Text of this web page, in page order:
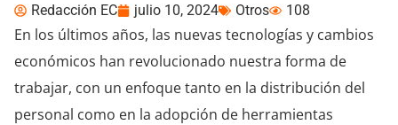
Redacción EC julio 10, 2024 Otros 108
En los últimos años, las nuevas tecnologías y cambios
económicos han revolucionado nuestra forma de
trabajar, con un enfoque tanto en la distribución del
personal como en la adopción de herramientas